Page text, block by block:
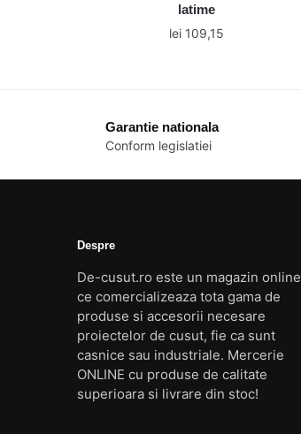
latime
lei 109,15
Garantie nationala
Conform legislatiei
Despre
De-cusut.ro este un magazin online
ce comercializeaza tota gama de
produse si accesorii necesare
proiectelor de cusut, fie ca sunt
casnice sau industriale. Mercerie
ONLINE cu produse de calitate
superioara si livrare din stoc!